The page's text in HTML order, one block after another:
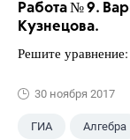
Работа № 9.
Кузнецова.
Решите
30 ноября 2017
ГИА Алгебра